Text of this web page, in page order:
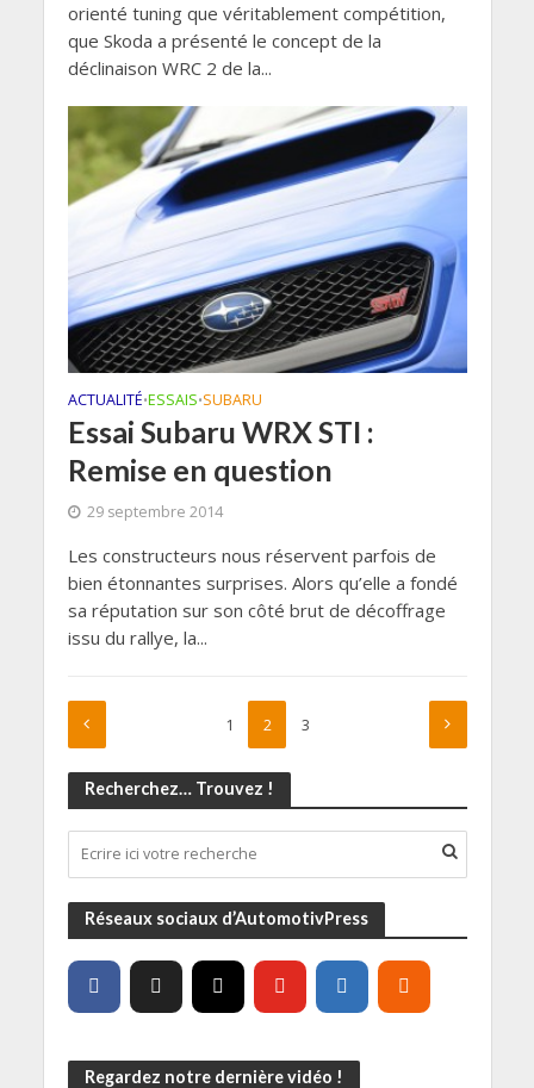
orienté tuning que véritablement compétition,
que Skoda a présenté le concept de la
déclinaison WRC 2 de la...
ACTUALITÉ•ESSAIS•SUBARU
Essai Subaru WRX STI :
Remise en question
29 septembre 2014
Les constructeurs nous réservent parfois de
bien étonnantes surprises. Alors qu’elle a fondé
sa réputation sur son côté brut de décoffrage
issu du rallye, la...
1 2 3
Recherchez… Trouvez !
Réseaux sociaux d’AutomotivPress
Regardez notre dernière vidéo !